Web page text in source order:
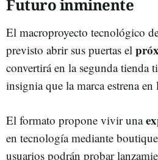
Futuro inminente
El macroproyecto tecnológico
previsto abrir sus puertas el
convertirá en la segunda tienda
insignia que la marca estrena en
El formato propone vivir una
en tecnología mediante
usuarios podrán probar